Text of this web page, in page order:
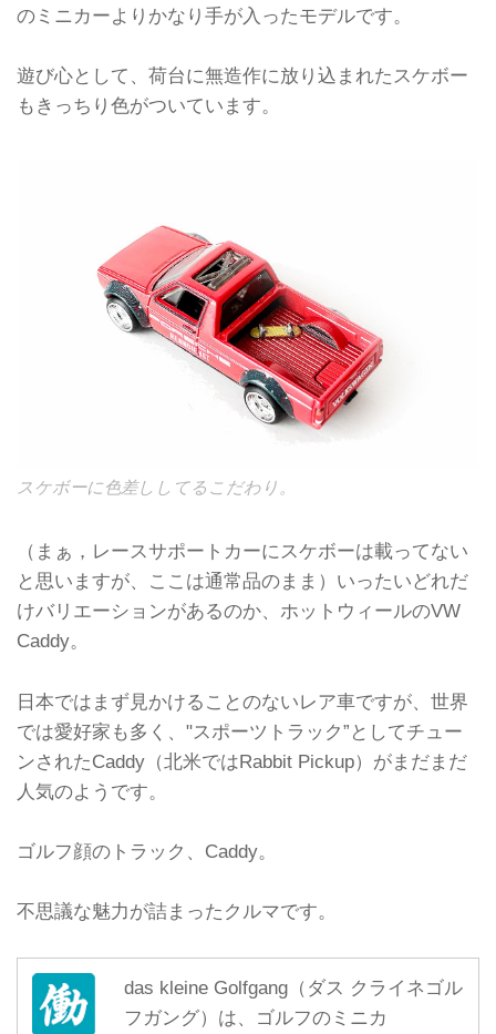
のミニカーよりかなり手が入ったモデルです。
遊び心として、荷台に無造作に放り込まれたスケボー
もきっちり色がついています。
スケボーに色差ししてるこだわり。
（まぁ，レースサポートカーにスケボーは載ってない
と思いますが、ここは通常品のまま）いったいどれだ
けバリエーションがあるのか、ホットウィールのVW
Caddy。
日本ではまず見かけることのないレア車ですが、世界
では愛好家も多く、"スポーツトラック”としてチュー
ンされたCaddy（北米ではRabbit Pickup）がまだまだ
人気のようです。
ゴルフ顔のトラック、Caddy。
不思議な魅力が詰まったクルマです。
das kleine Golfgang（ダス クライネゴル
フガング）は、ゴルフのミニカ